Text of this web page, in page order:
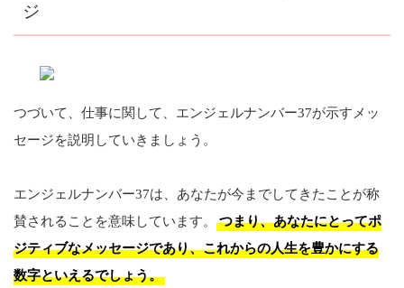
ジ
つづいて、仕事に関して、エンジェルナンバー37が示すメッ
セージを説明していきましょう。
エンジェルナンバー37は、あなたが今までしてきたことが称
賛されることを意味しています。
つまり、あなたにとってポ
ジティブなメッセージであり、これからの人生を豊かにする
数字といえるでしょう。